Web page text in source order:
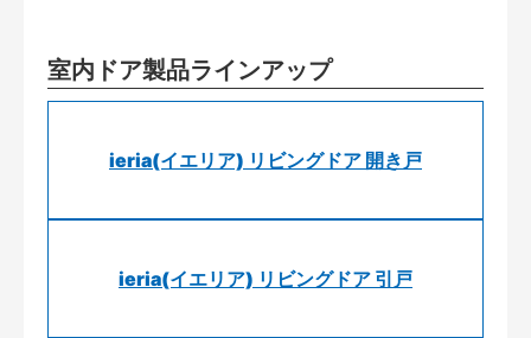
室内ドア製品ラインアップ
ieria(イエリア) リビングドア 開き戸
ieria(イエリア) リビングドア 引戸